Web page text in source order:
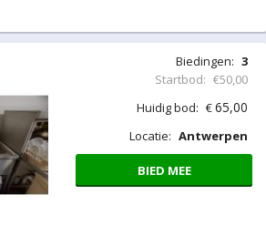
Biedingen: 3
Startbod: €50,00
Huidig bod: €65,00
Locatie: Antwerpen
BIED MEE